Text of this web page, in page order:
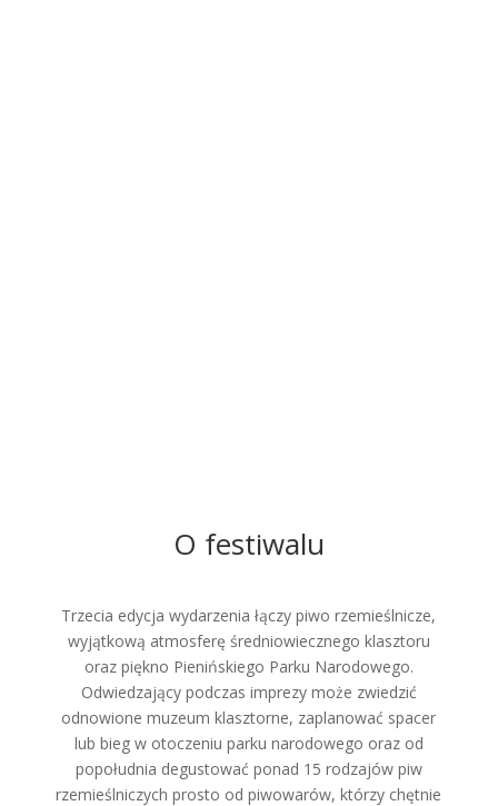
O festiwalu
Trzecia edycja wydarzenia łączy piwo rzemieślnicze,
wyjątkową atmosferę średniowiecznego klasztoru
oraz piękno Pienińskiego Parku Narodowego.
Odwiedzający podczas imprezy może zwiedzić
odnowione muzeum klasztorne, zaplanować spacer
lub bieg w otoczeniu parku narodowego oraz od
popołudnia degustować ponad 15 rodzajów piw
rzemieślniczych prosto od piwowarów, którzy chętnie